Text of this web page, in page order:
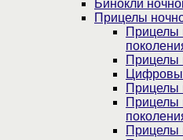
Бинокли
Прицелы
Прицелы
Прицелы
Прицелы
Прицелы
Прицелы